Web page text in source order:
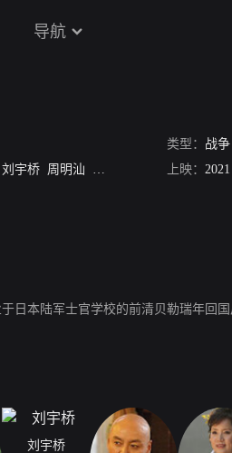
导航
类型： 战争
刘宇桥 周明汕 刘芳 张维娜 刘
上映： 2021
日本陆军士官学校的前清贝勒瑞年回
刘宇桥